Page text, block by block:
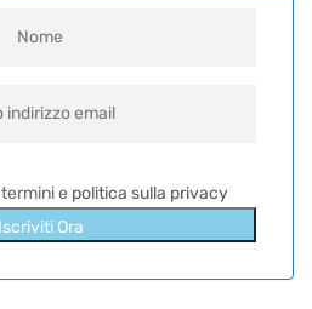
e politica sulla privacy
Iscriviti Ora